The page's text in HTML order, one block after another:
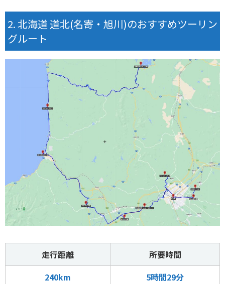
北海道 道北(名寄・旭川)のおすすめツーリン
グルート
走行距離
所要時間
240km
5時間29分